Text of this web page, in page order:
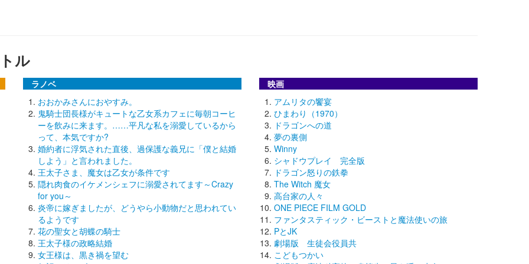
ル
ラノベ
おおかみさんにおやすみ。
鬼騎士団長様がキュートな乙女系カフェに毎朝コーヒ
ーを飲みに来ます。……平凡な私を溺愛しているから
って、本気ですか?
婚約者に浮気された直後、過保護な義兄に「僕と結婚
しよう」と言われました。
王太子さま、魔女は乙女が条件です
隠れ肉食のイケメンシェフに溺愛されてます～Crazy
for you～
炎帝に嫁ぎましたが、どうやら小動物だと思われてい
るようです
花の聖女と胡蝶の騎士
王太子様の政略結婚
女王様は、黒き禍を望む
映画
アムリタの饗宴
ひまわり（1970）
ドラゴンへの道
夢の裏側
Winny
シャドウプレイ 完全版
ドラゴン怒りの鉄拳
The Witch 魔女
高台家の人々
ONE PIECE FILM GOLD
ファンタスティック・ビーストと魔法使いの旅
PとJK
劇場版 生徒会役員共
こどもつかい